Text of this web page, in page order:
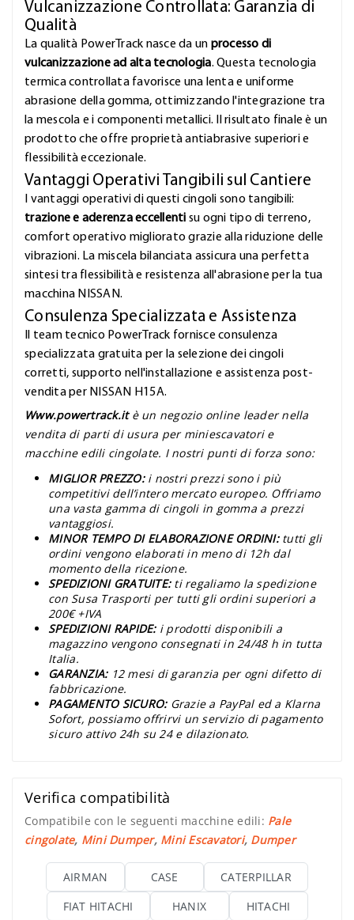
Vulcanizzazione Controllata: Garanzia di
Qualità
La qualità PowerTrack nasce da un processo di
vulcanizzazione ad alta tecnologia. Questa tecnologia
termica controllata favorisce una lenta e uniforme
abrasione della gomma, ottimizzando l'integrazione tra
la mescola e i componenti metallici. Il risultato finale è un
prodotto che offre proprietà antiabrasive superiori e
flessibilità eccezionale.
Vantaggi Operativi Tangibili sul Cantiere
I vantaggi operativi di questi cingoli sono tangibili:
trazione e aderenza eccellenti su ogni tipo di terreno,
comfort operativo migliorato grazie alla riduzione delle
vibrazioni. La miscela bilanciata assicura una perfetta
sintesi tra flessibilità e resistenza all'abrasione per la tua
macchina NISSAN.
Consulenza Specializzata e Assistenza
Il team tecnico PowerTrack fornisce consulenza
specializzata gratuita per la selezione dei cingoli
corretti, supporto nell'installazione e assistenza post-
vendita per NISSAN H15A.
Www.powertrack.it è un negozio online leader nella
vendita di parti di usura per miniescavatori e
macchine edili cingolate. I nostri punti di forza sono:
MIGLIOR PREZZO: i nostri prezzi sono i più
competitivi dell’intero mercato europeo. Offriamo
una vasta gamma di cingoli in gomma a prezzi
vantaggiosi.
MINOR TEMPO DI ELABORAZIONE ORDINI: tutti gli
ordini vengono elaborati in meno di 12h dal
momento della ricezione.
SPEDIZIONI GRATUITE: ti regaliamo la spedizione
con Susa Trasporti per tutti gli ordini superiori a
200€ +IVA
SPEDIZIONI RAPIDE: i prodotti disponibili a
magazzino vengono consegnati in 24/48 h in tutta
Italia.
GARANZIA: 12 mesi di garanzia per ogni difetto di
fabbricazione.
PAGAMENTO SICURO: Grazie a PayPal ed a Klarna
Sofort, possiamo offrirvi un servizio di pagamento
sicuro attivo 24h su 24 e dilazionato.
Verifica compatibilità
Compatibile con le seguenti macchine edili: Pale
cingolate, Mini Dumper, Mini Escavatori, Dumper
AIRMAN CASE
CATERPILLAR
FIAT HITACHI
HANIX
HITACHI